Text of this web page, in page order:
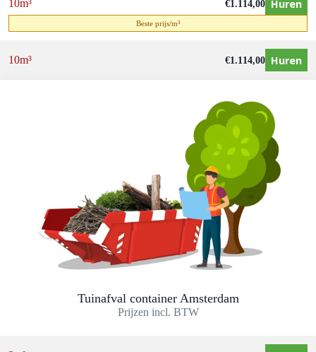
10m³ €1.114,00 Huren
Beste prijs/m³
10m³ €1.114,00 Huren
Tuinafval container Amsterdam
Prijzen incl. BTW